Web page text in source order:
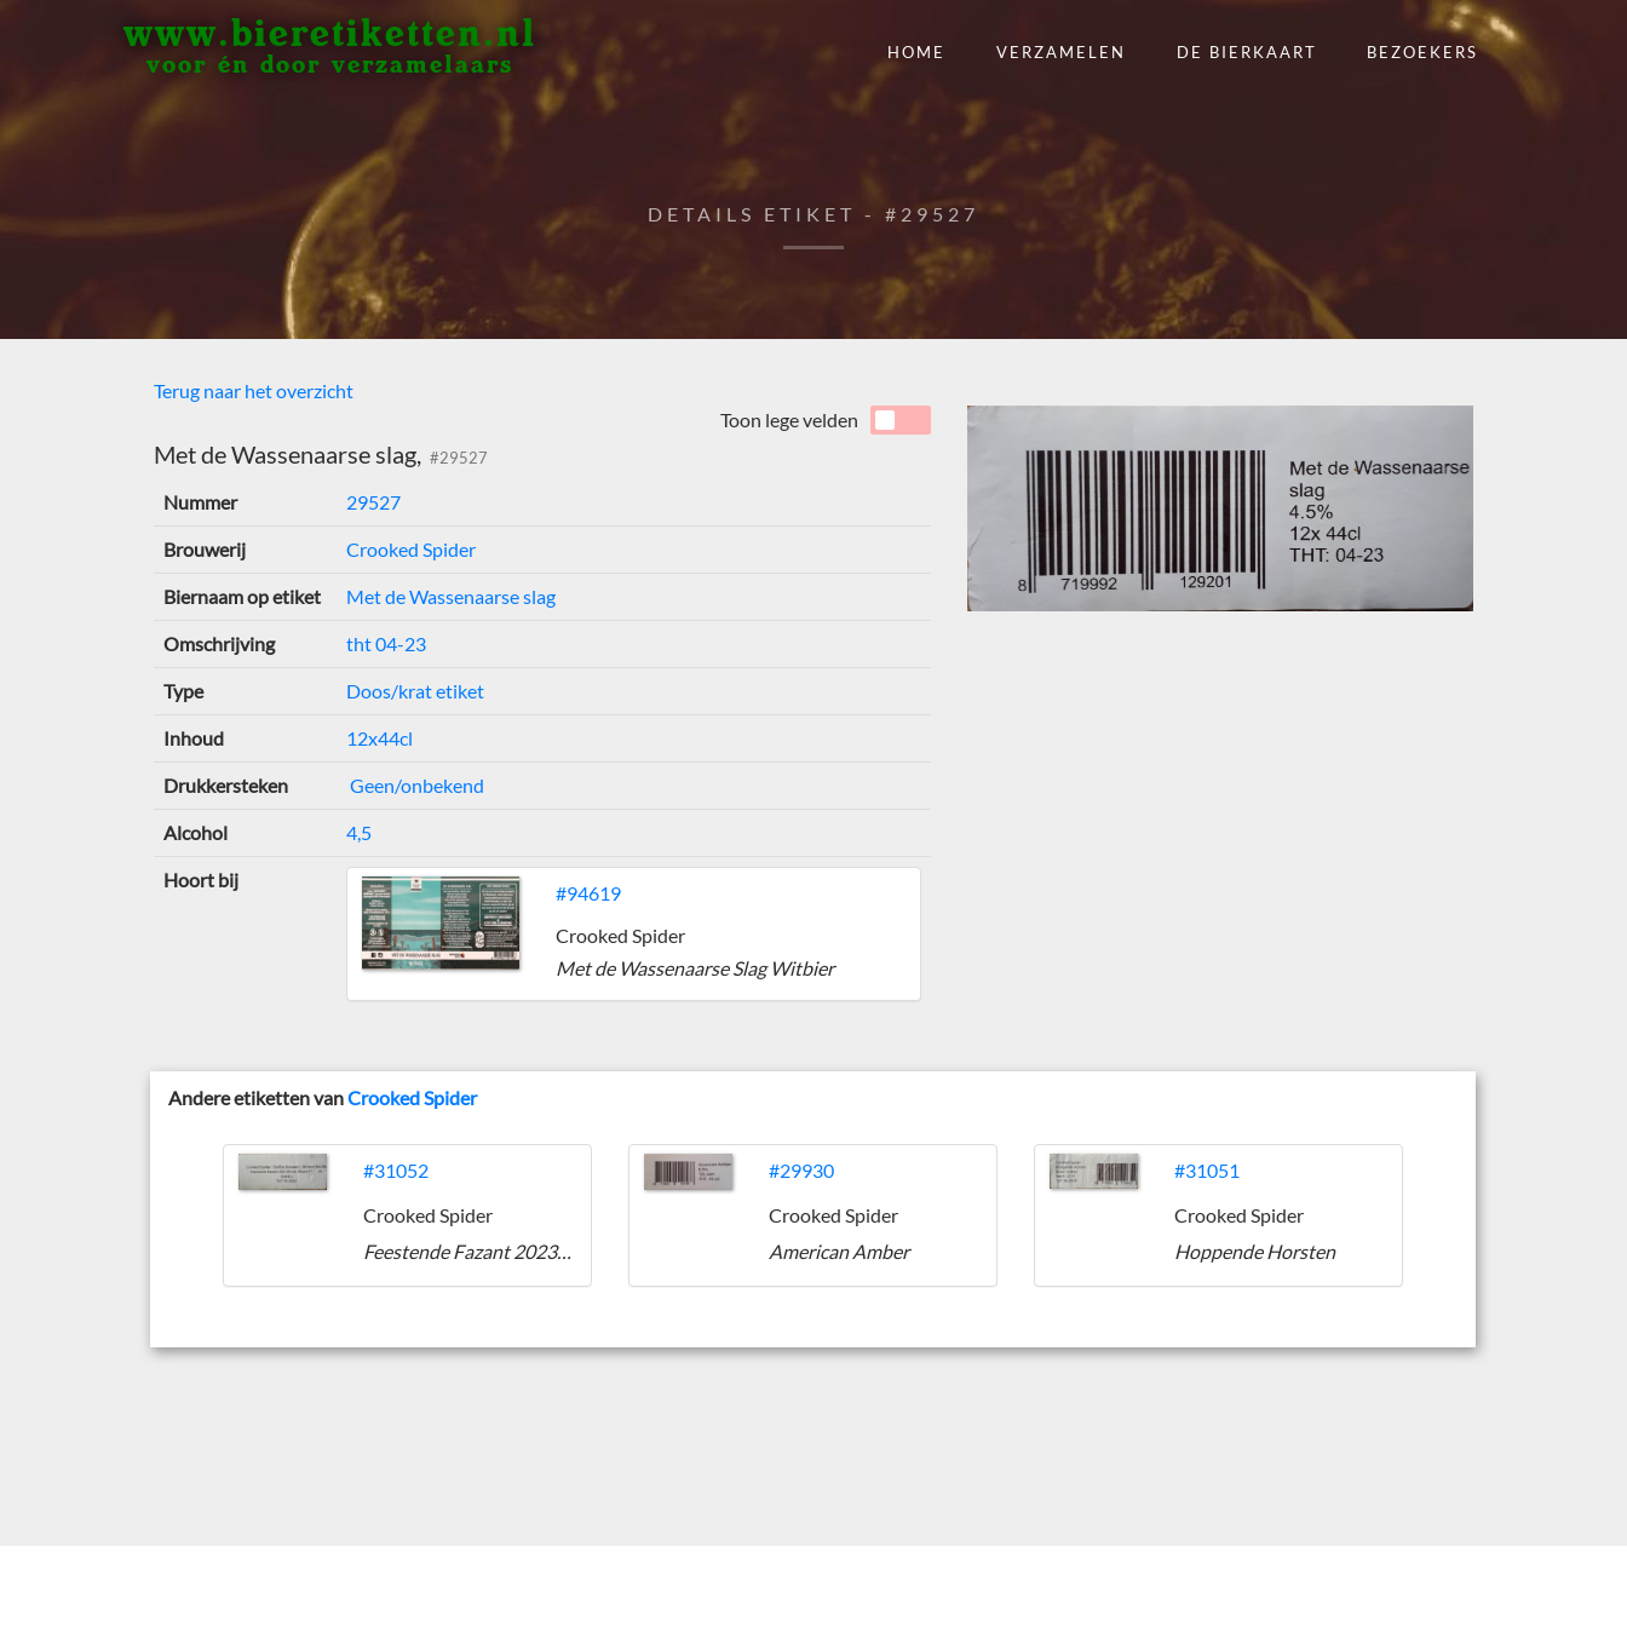
www.bieretiketten.nl
voor én door verzamelaars
HOME VERZAMELEN DE BIERKAART BEZOEKERS
DETAILS ETIKET - #29527
Terug naar het overzicht
Met de Wassenaarse slag, #29527
Toon lege velden
Nummer 29527
Brouwerij Crooked Spider
Biernaam op etiket Met de Wassenaarse slag
Omschrijving tht 04-23
Type Doos/krat etiket
Inhoud 12x44cl
Drukkersteken Geen/onbekend
Alcohol 4,5
Hoort bij
#94619
Crooked Spider
Met de Wassenaarse Slag Witbier
Andere etiketten vanCrooked Spider
#31052
Crooked Spider
Feestende Fazant 2023 Bincks Bloed #7
#29930
Crooked Spider
American Amber
#31051
Crooked Spider
Hoppende Horsten